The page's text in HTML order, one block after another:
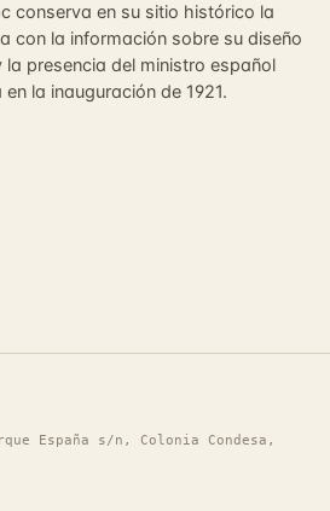
conserva en su sitio histórico la
con la información sobre su diseño
presencia del ministro español
la inauguración de 1921.
España s/n, Colonia Condesa,